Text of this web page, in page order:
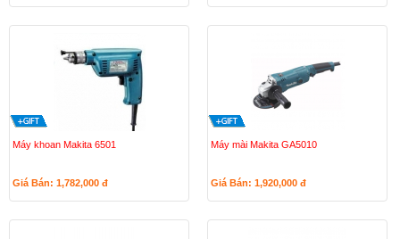
Máy khoan Makita 6501
Giá Bán: 1,782,000 đ
Máy mài Makita GA5010
Giá Bán: 1,920,000 đ